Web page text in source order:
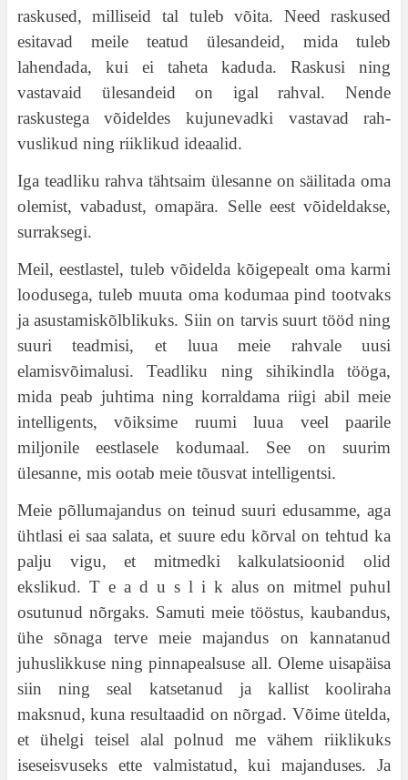
raskused, milliseid tal tuleb võita. Need raskused
esitavad meile teatud ülesandeid, mida tuleb
lahendada, kui ei taheta kaduda. Raskusi ning
vastavaid ülesandeid on igal rahval. Nende
raskustega võideldes kujunevadki vastavad rah-
vuslikud ning riiklikud ideaalid.
Iga teadliku rahva tähtsaim ülesanne on säilitada oma
olemist, vabadust, omapära. Selle eest võideldakse,
surraksegi.
Meil, eestlastel, tuleb võidelda kõigepealt oma karmi
loodusega, tuleb muuta oma kodumaa pind tootvaks
ja asustamiskõlblikuks. Siin on tarvis suurt tööd ning
suuri teadmisi, et luua meie rahvale uusi
elamisvõimalusi. Teadliku ning sihikindla tööga,
mida peab juhtima ning korraldama riigi abil meie
intelligents, võiksime ruumi luua veel paarile
miljonile eestlasele kodumaal. See on suurim
ülesanne, mis ootab meie tõusvat intelligentsi.
Meie põllumajandus on teinud suuri edusamme, aga
ühtlasi ei saa salata, et suure edu kõrval on tehtud ka
palju vigu, et mitmedki kalkulatsioonid olid
ekslikud. T e a d u s l i k alus on mitmel puhul
osutunud nõrgaks. Samuti meie tööstus, kaubandus,
ühe sõnaga terve meie majandus on kannatanud
juhuslikkuse ning pinnapealsuse all. Oleme uisapäisa
siin ning seal katsetanud ja kallist kooliraha
maksnud, kuna resultaadid on nõrgad. Võime ütelda,
et ühelgi teisel alal polnud me vähem riiklikuks
iseseisvuseks ette valmistatud, kui majanduses. Ja